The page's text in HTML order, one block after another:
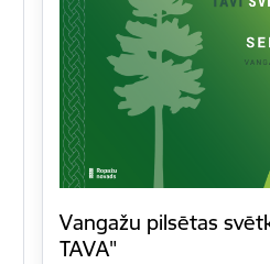
Vangažu pilsētas
TAVA"